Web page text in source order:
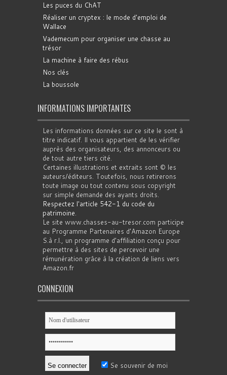
Les puces du ChAT
Réaliser un cryptex : le mode d'emploi de
Wallace
Vademecum pour organiser une chasse au
trésor
La machine à faire des rébus
Nos clés
La boussole
INFORMATIONS IMPORTANTES
Les informations données sur ce site le sont à
titre indicatif. Il vous appartient de les vérifier
auprès des organisateurs, des annonceurs ou
de tout autre tiers cité.
Certaines illustrations et extraits sont © les
auteurs/éditeurs. Toutefois, nous retirerons
toute image ou tout contenu sous copyright
sur simple demande des ayants droits.
Respectez l'article 542-1 du code du
patrimoine.
Le site www.chasses-au-tresor.com participe
au Programme Partenaires d’Amazon Europe
S.à r.l., un programme d’affiliation conçu pour
permettre à des sites de percevoir une
rémunération grâce à la création de liens vers
Amazon.fr
CONNEXION
Se souvenir de moi